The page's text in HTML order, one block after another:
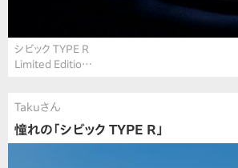
シビック TYPE R
Limited Editio…
Takuさん
憧れの「シビック TYPE R」